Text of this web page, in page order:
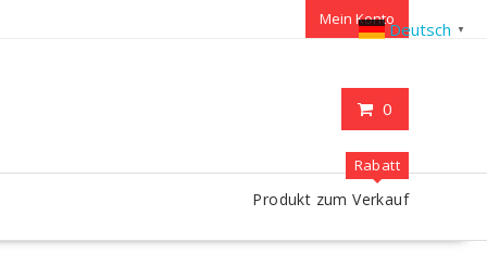
Mein Konto
0
Rabatt
Produkt zum Verkauf
Deutsch ▼